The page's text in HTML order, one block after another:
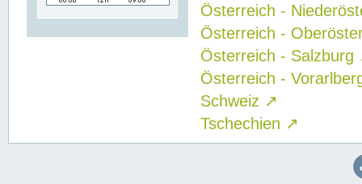
Österreich -
Österreich -
Österreich - Salzburg
Österreich -
Schweiz ↗
Tschechien ↗